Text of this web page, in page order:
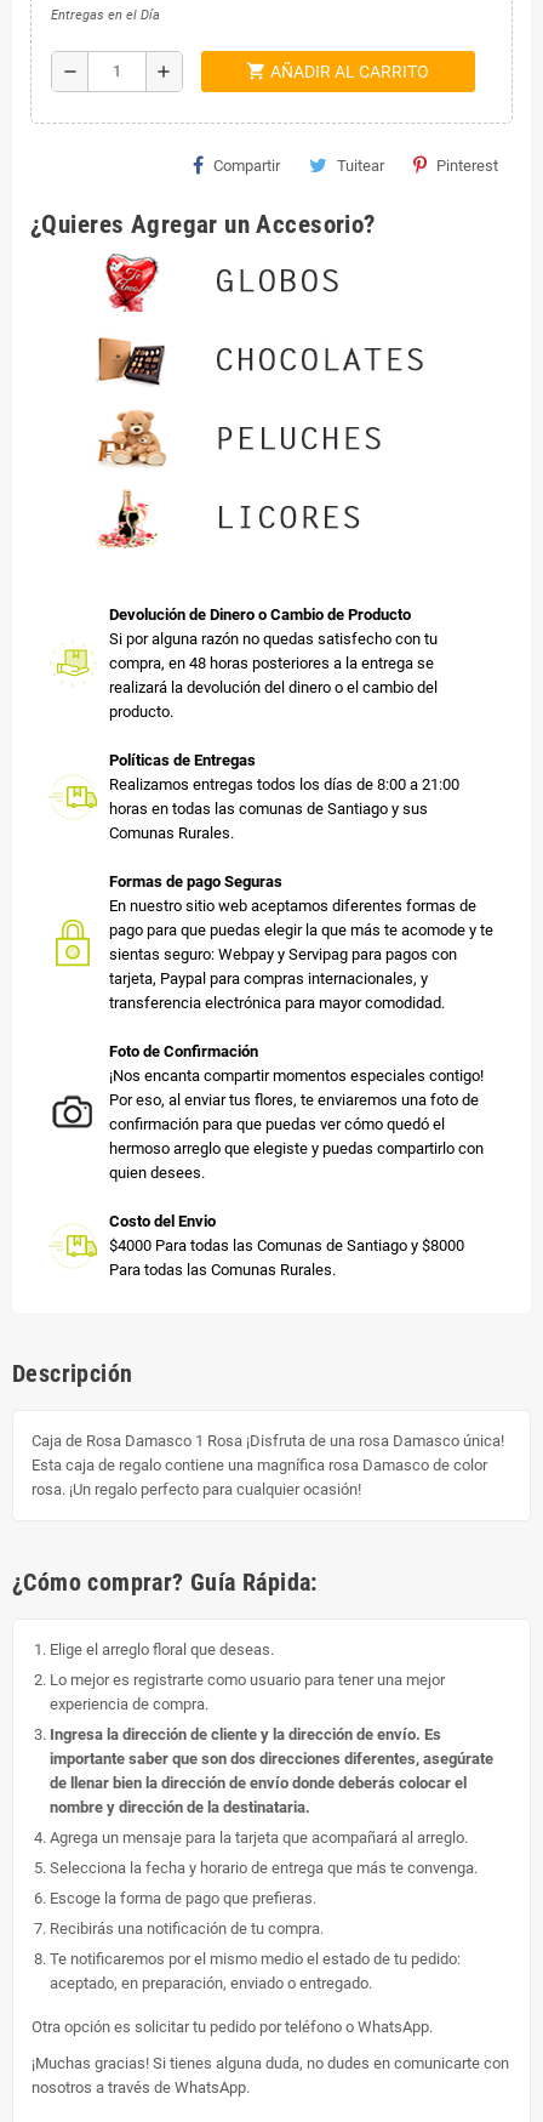
Entregas en el Día
remove add shopping_cart AÑADIR AL CARRITO
Compartir Tuitear Pinterest
¿Quieres Agregar un Accesorio?
Devolución de Dinero o Cambio de Producto
Si por alguna razón no quedas satisfecho con tu
compra, en 48 horas posteriores a la entrega se
realizará la devolución del dinero o el cambio del
producto.
Políticas de Entregas
Realizamos entregas todos los días de 8:00 a 21:00
horas en todas las comunas de Santiago y sus
Comunas Rurales.
Formas de pago Seguras
En nuestro sitio web aceptamos diferentes formas de
pago para que puedas elegir la que más te acomode y te
sientas seguro: Webpay y Servipag para pagos con
tarjeta, Paypal para compras internacionales, y
transferencia electrónica para mayor comodidad.
Foto de Confirmación
¡Nos encanta compartir momentos especiales contigo!
Por eso, al enviar tus flores, te enviaremos una foto de
confirmación para que puedas ver cómo quedó el
hermoso arreglo que elegiste y puedas compartirlo con
quien desees.
Costo del Envio
$4000 Para todas las Comunas de Santiago y $8000
Para todas las Comunas Rurales.
Descripción
Caja de Rosa Damasco 1 Rosa ¡Disfruta de una rosa Damasco única!
Esta caja de regalo contiene una magnífica rosa Damasco de color
rosa. ¡Un regalo perfecto para cualquier ocasión!
¿Cómo comprar? Guía Rápida:
Elige el arreglo floral que deseas.
Lo mejor es registrarte como usuario para tener una mejor
experiencia de compra.
Ingresa la dirección de cliente y la dirección de envío. Es
importante saber que son dos direcciones diferentes, asegúrate
de llenar bien la dirección de envío donde deberás colocar el
nombre y dirección de la destinataria.
Agrega un mensaje para la tarjeta que acompañará al arreglo.
Selecciona la fecha y horario de entrega que más te convenga.
Escoge la forma de pago que prefieras.
Recibirás una notificación de tu compra.
Te notificaremos por el mismo medio el estado de tu pedido:
aceptado, en preparación, enviado o entregado.
Otra opción es solicitar tu pedido por teléfono o WhatsApp.
¡Muchas gracias! Si tienes alguna duda, no dudes en comunicarte con
nosotros a través de WhatsApp.